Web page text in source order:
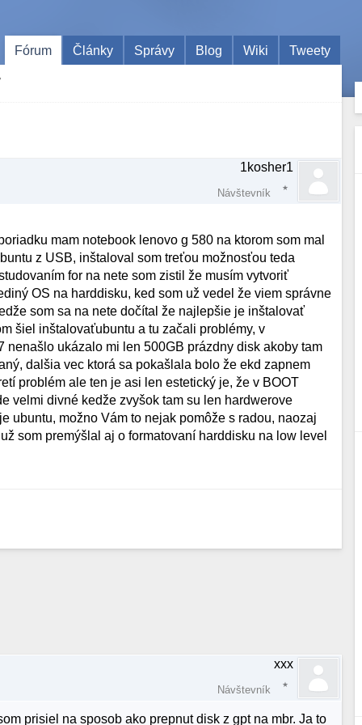
Fórum Články Správy Blog Wiki Tweety
1kosher1
Návštevník
mam notebook lenovo g 580 na ktorom som mal
z USB, inštaloval som treťou možnosťou teda
for na nete som zistil že musím vytvoriť
OS na harddisku, ked som už vedel že viem správne
som sa na nete dočítal že najlepšie je inštalovať
šiel inštalovaťubuntu a tu začali problémy, v
ukázalo mi len 500GB prázdny disk akoby tam
dalšia vec ktorá sa pokašlala bolo že ekd zapnem
problém ale ten je asi len estetický je, že v BOOT
velmi divné kedže zvyšok tam su len hardwerove
ubuntu, možno Vám to nejak pomôže s radou, naozaj
som premýšlal aj o formatovaní harddisku na low level
xxx
Návštevník
prisiel na sposob ako prepnut disk z gpt na mbr. Ja to